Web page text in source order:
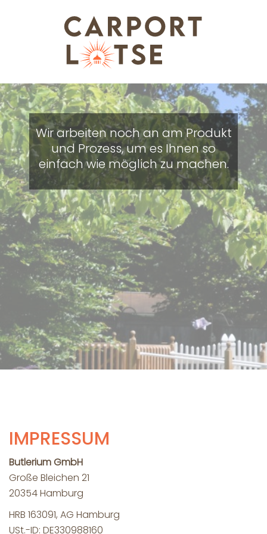
Wir arbeiten noch an am Produkt
und Prozess, um es Ihnen so
einfach wie möglich zu machen.
IMPRESSUM
Butlerium GmbH
Große Bleichen 21
20354 Hamburg
HRB 163091, AG Hamburg
USt.-ID: DE330988160